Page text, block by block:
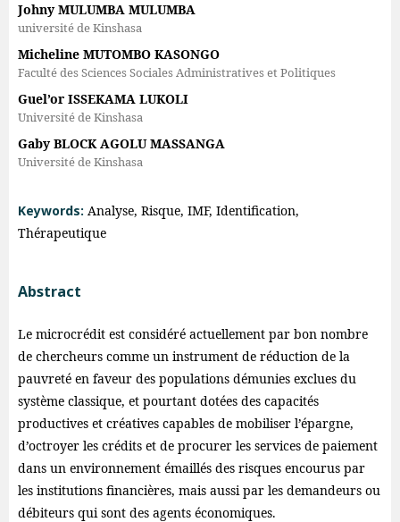
Johny MULUMBA MULUMBA
université de Kinshasa
Micheline MUTOMBO KASONGO
Faculté des Sciences Sociales Administratives et Politiques
Guel’or ISSEKAMA LUKOLI
Université de Kinshasa
Gaby BLOCK AGOLU MASSANGA
Université de Kinshasa
Keywords: Analyse, Risque, IMF, Identification,
Thérapeutique
Abstract
Le microcrédit est considéré actuellement par bon nombre
de chercheurs comme un instrument de réduction de la
pauvreté en faveur des populations démunies exclues du
système classique, et pourtant dotées des capacités
productives et créatives capables de mobiliser l’épargne,
d’octroyer les crédits et de procurer les services de paiement
dans un environnement émaillés des risques encourus par
les institutions financières, mais aussi par les demandeurs ou
débiteurs qui sont des agents économiques.